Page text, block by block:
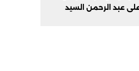
عبد الرحمن السيد